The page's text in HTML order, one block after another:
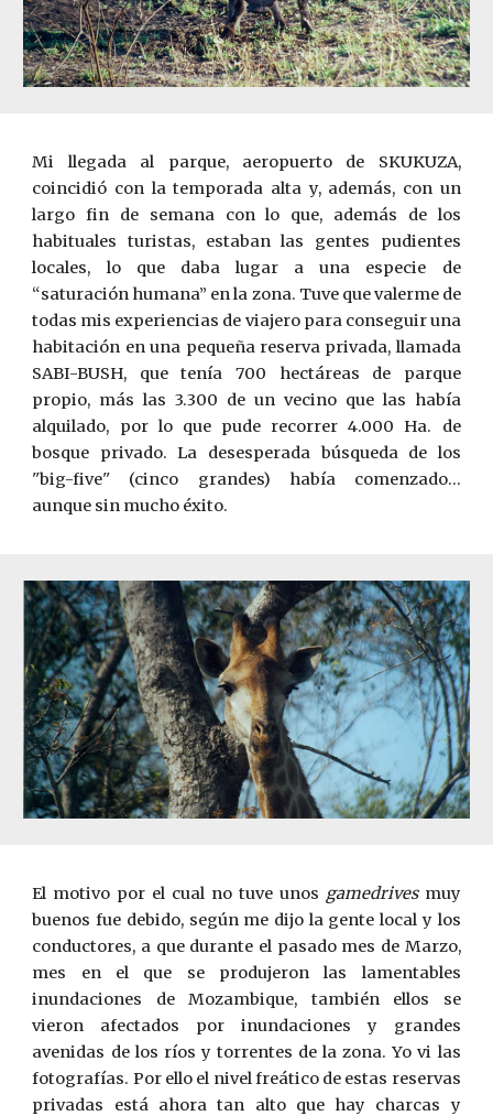
Mi llegada al parque, aeropuerto de SKUKUZA,
coincidió con la temporada alta y, además, con un
largo fin de semana con lo que, además de los
habituales turistas, estaban las gentes pudientes
locales, lo que daba lugar a una especie de
“saturación humana” en la zona. Tuve que valerme de
todas mis experiencias de viajero para conseguir una
habitación en una pequeña reserva privada, llamada
SABI-BUSH, que tenía 700 hectáreas de parque
propio, más las 3.300 de un vecino que las había
alquilado, por lo que pude recorrer 4.000 Ha. de
bosque privado. La desesperada búsqueda de los
''big-five'' (cinco grandes) había comenzado...
aunque sin mucho éxito.
El motivo por el cual no tuve unos gamedrives muy
buenos fue debido, según me dijo la gente local y los
conductores, a que durante el pasado mes de Marzo,
mes en el que se produjeron las lamentables
inundaciones de Mozambique, también ellos se
vieron afectados por inundaciones y grandes
avenidas de los ríos y torrentes de la zona. Yo vi las
fotografías. Por ello el nivel freático de estas reservas
privadas está ahora tan alto que hay charcas y